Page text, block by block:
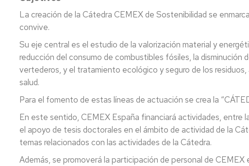
La creación de la Cátedra CEMEX de Sostenibilidad se
convive.
Su eje central es el estudio de la valorización material y
reducción del consumo de combustibles fósiles, la
vertederos, y el tratamiento ecológico y seguro de los
salud.
Para el fomento de estas líneas de actuación se crea la
En este sentido, CEMEX España financiará actividades, entre
el apoyo de tesis doctorales en el ámbito de actividad de la
temas relacionados con las actividades de la Cátedra.
Además, se promoverá la participación de personal de